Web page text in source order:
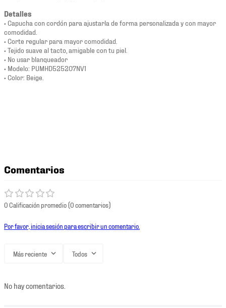
Detalles
• Capucha con cordón para ajustarla de forma personalizada y con mayor
comodidad.
• Corte regular para mayor comodidad.
• Tejido suave al tacto, amigable con tu piel.
• No usar blanqueador
• Modelo: PUMHD525207NV1
• Color: Beige.
Comentarios
0 Calificación promedio(0 comentarios)
Por favor, inicia sesión para escribir un comentario.
Más reciente Todos
No hay comentarios.